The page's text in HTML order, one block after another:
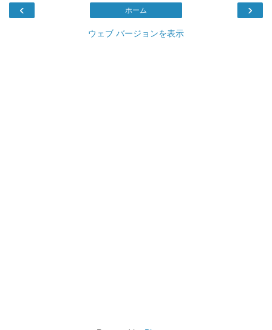
‹ ›
ホーム
ウェブ バージョンを表示